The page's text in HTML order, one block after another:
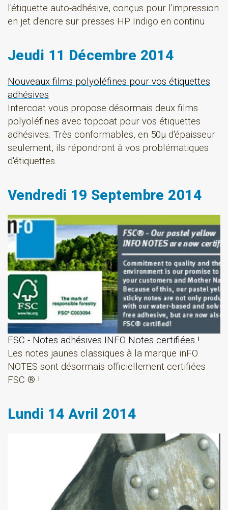
l'étiquette auto-adhésive, conçus pour l'impression
en jet d'encre sur presses HP Indigo en continu
Jeudi 11 Décembre 2014
Nouveaux films polyoléfines pour vos étiquettes
adhésives
Intercoat vous propose désormais deux films
polyoléfines avec topcoat pour vos étiquettes
adhésives. Très conformables, en 50µ d'épaisseur
seulement, ils répondront à vos problématiques
d'étiquettes.
Vendredi 19 Septembre 2014
FSC - Notes adhésives INFO Notes certifiées !
Les notes jaunes classiques à la marque inFO
NOTES sont désormais officiellement certifiées
FSC ® !
Lundi 14 Avril 2014